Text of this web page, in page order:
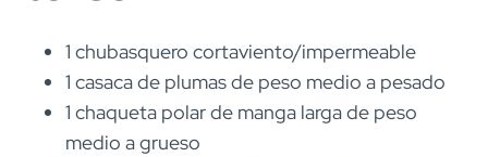
1 chubasquero cortaviento/impermeable
1 casaca de plumas de peso medio a pesado
1 chaqueta polar de manga larga de peso
medio a grueso